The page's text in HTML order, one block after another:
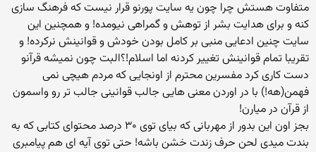
متفاوت هستش چرا چون یه سایت پورنو قرار نیست که فرهنگ سازی
کنه و برای هدایت بشر از توهش و گمراهی نیومده! و همچنین این
سایت چنین ادعایی منبی بر کامل بودن خودش و قوانینش نرکرده! و
تقریبا تمام قوانینش تغییر کردنه اما اسلام!؟البت چون نمیشه قرآنو
دست کاری کرد مفسرین محترم از اونجایی که مردم هیچی نمی
فهمن(هه!) با در اوردن معنی هایی جالب قوانینی جالب تر رو واسمون
از قرآن در میارن!
بجز اون این بدور از مهربانی که بیای توی ۳۰ درصد محتوای کتابی که به
بندت میدی لحن حرف زندت خشن باشه! حتی توی آیه ای هم پیامبری